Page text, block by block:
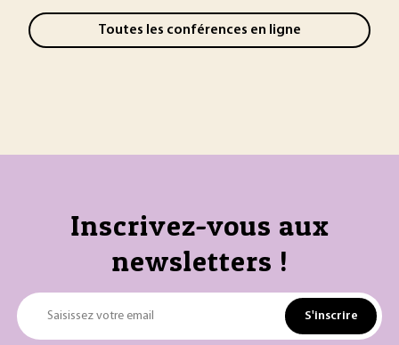
Toutes les conférences en ligne
Inscrivez-vous aux
newsletters !
Saisissez votre email S'inscrire